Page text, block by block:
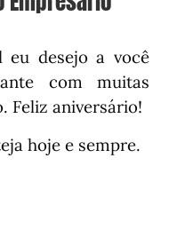
eu desejo a você
com muitas
Feliz aniversário!
hoje e sempre.